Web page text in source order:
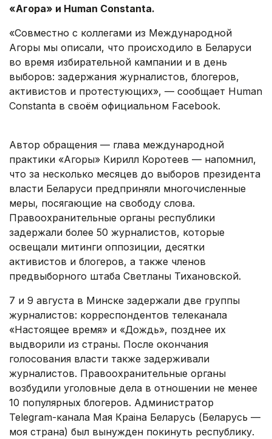
«Агора» и Human Constanta.
«Совместно с коллегами из Международной
Агоры мы описали, что происходило в Беларуси
во время избирательной кампании и в день
выборов: задержания журналистов, блогеров,
активистов и протестующих», — сообщает Human
Constanta в своём официальном Facebook.
Автор обращения — глава международной
практики «Агоры» Кирилл Коротеев — напомнил,
что за несколько месяцев до выборов президента
власти Беларуси предприняли многочисленные
меры, посягающие на свободу слова.
Правоохранительные органы республики
задержали более 50 журналистов, которые
освещали митинги оппозиции, десятки
активистов и блогеров, а также членов
предвыборного штаба Светланы Тихановской.
7 и 9 августа в Минске задержали две группы
журналистов: корреспондентов телеканала
«Настоящее время» и «Дождь», позднее их
выдворили из страны. После окончания
голосования власти также задерживали
журналистов. Правоохранительные органы
возбудили уголовные дела в отношении не менее
10 популярных блогеров. Администратор
Telegram-канала Мая Краіна Беларусь (Беларусь —
моя страна) был вынужден покинуть республику.